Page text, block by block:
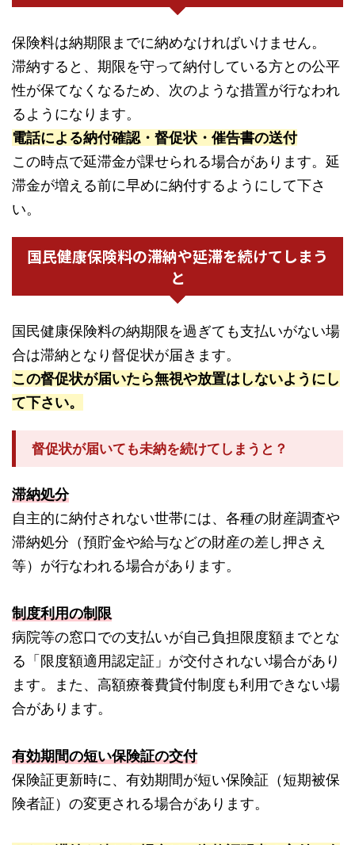
保険料は納期限までに納めなければいけません。
滞納すると、期限を守って納付している方との公平
性が保てなくなるため、次のような措置が行なわれ
るようになります。
電話による納付確認・督促状・催告書の送付
この時点で延滞金が課せられる場合があります。延
滞金が増える前に早めに納付するようにして下さ
い。
国民健康保険料の滞納や延滞を続けてしまう
と
国民健康保険料の納期限を過ぎても支払いがない場
合は滞納となり督促状が届きます。
この督促状が届いたら無視や放置はしないようにし
て下さい。
督促状が届いても未納を続けてしまうと？
滞納処分
自主的に納付されない世帯には、各種の財産調査や
滞納処分（預貯金や給与などの財産の差し押さえ
等）が行なわれる場合があります。
制度利用の制限
病院等の窓口での支払いが自己負担限度額までとな
る「限度額適用認定証」が交付されない場合があり
ます。また、高額療養費貸付制度も利用できない場
合があります。
有効期間の短い保険証の交付
保険証更新時に、有効期間が短い保険証（短期被保
険者証）の変更される場合があります。